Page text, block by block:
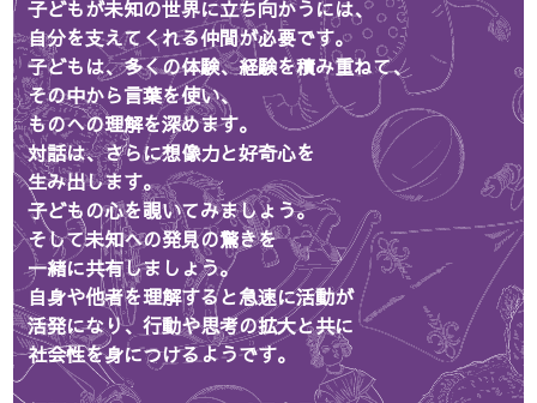
自分を支えてくれる仲間が必要です。
子どもは、多くの体験、経験を積み重ねて、
その中から言葉を使い、
ものへの理解を深めます。
対話は、さらに想像力と好奇心を
生み出します。
子どもの心を覗いてみましょう。
そして未知への発見の驚きを
一緒に共有しましょう。
自身や他者を理解すると急速に活動が
活発になり、行動や思考の拡大と共に
社会性を身につけるようです。
保護者と共に、子どもの成長を見届ける